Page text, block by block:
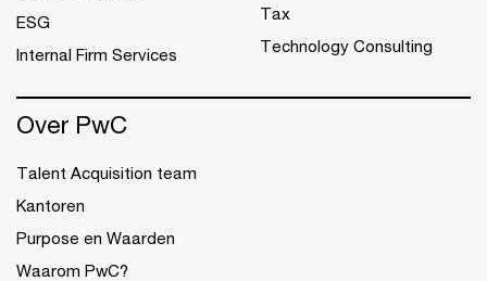
ESG
Internal Firm Services
Tax
Technology Consulting
Over PwC
Talent Acquisition team
Kantoren
Purpose en Waarden
Waarom PwC?